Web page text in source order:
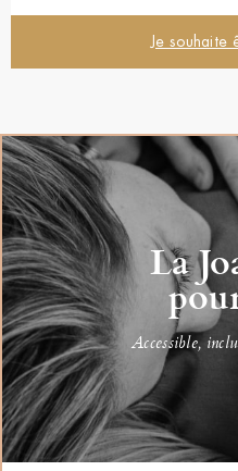
Je souhaite
La
Accessible,